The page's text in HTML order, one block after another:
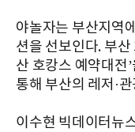
야놀자는 부산지역
션을 선보인다. 부
산 호캉스 예약대전
통해 부산의 레저·
이수현 빅데이터뉴